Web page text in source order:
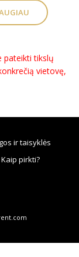
pateikti tikslų
vietovę,
ir taisyklės
Kaip pirkti?